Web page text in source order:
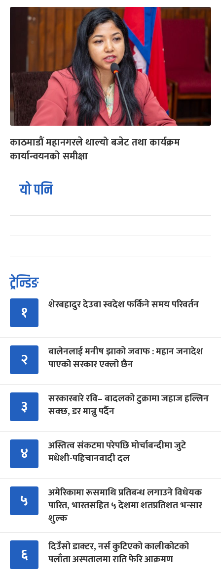
काठमाडौं महानगरले थाल्यो बजेट तथा कार्यक्रम
कार्यान्वयनको समीक्षा
यो पनि
ट्रेन्डिङ
१ शेरबहादुर देउवा स्वदेश फर्किने समय परिवर्तन
२
बालेनलाई मनीष झाको जवाफ : महान जनादेश
पाएको सरकार एक्लो छैन
३
सरकारबारे रवि– बादलको टुक्रामा जहाज हल्लिन
सक्छ, डर मान्नु पर्दैन
४
अस्तित्व संकटमा परेपछि मोर्चाबन्दीमा जुटे
मधेशी-पहिचानवादी दल
५
अमेरिकामा रूसमाथि प्रतिबन्ध लगाउने विधेयक
पारित, भारतसहित ५ देशमा शतप्रतिशत भन्सार
शुल्क
६
दिउँसो डाक्टर, नर्स कुटिएको कालीकोटको
पलाँता अस्पतालमा राति फेरि आक्रमण